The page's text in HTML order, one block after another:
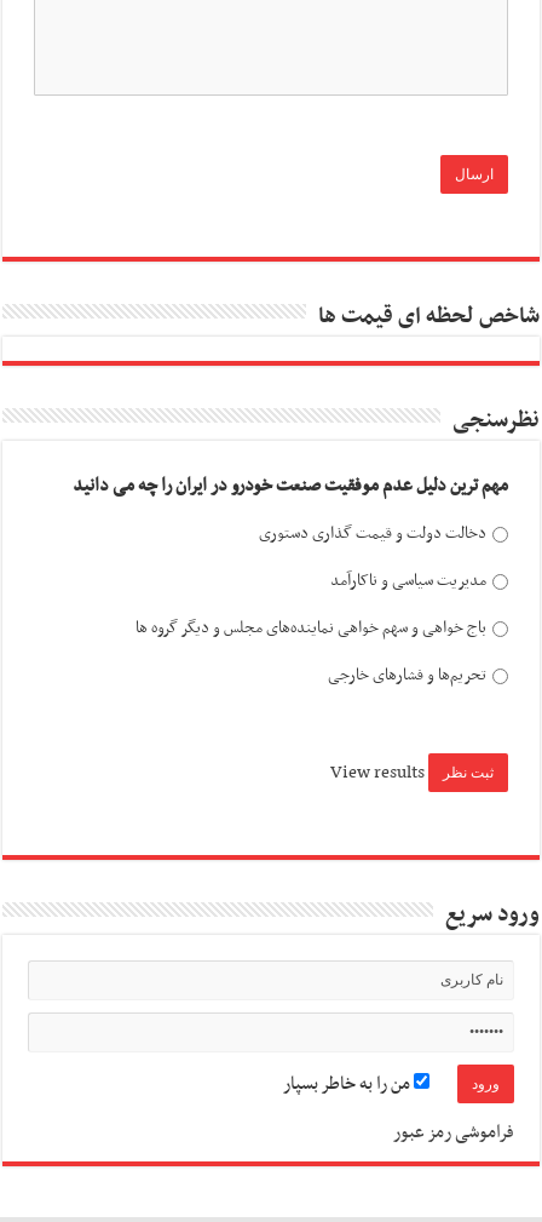
شاخص لحظه ای قیمت ها
نظرسنجی
مهم ترین دلیل عدم موفقیت صنعت خودرو در ایران را چه می دانید
دخالت دولت و قیمت گذاری دستوری
مدیریت سیاسی و ناکارآمد
باج خواهی و سهم خواهی نماینده‌های مجلس و دیگر گروه ها
تحریم‌ها و فشارهای خارجی
View results
ورود سریع
من را به خاطر بسپار
فراموشی رمز عبور